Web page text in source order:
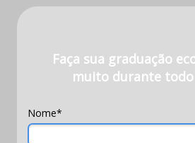
Faça sua graduação
muito durante todo
Nome*